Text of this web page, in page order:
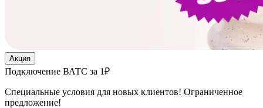
Акция
Подключение ВАТС за 1₽
Специальные условия для новых клиентов! Ограниченное
предложение!